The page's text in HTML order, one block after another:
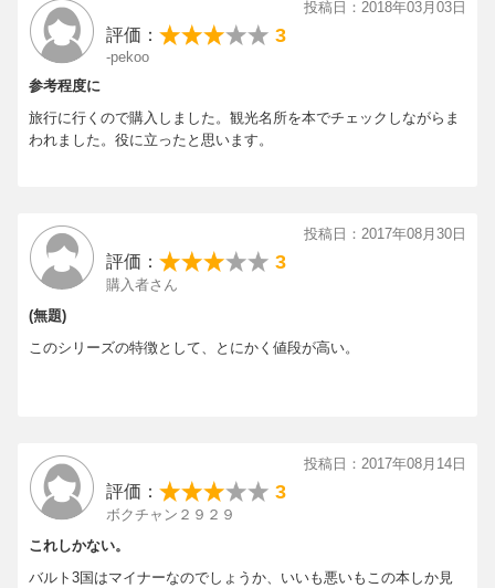
【ラトヴィア】リーガ、スィグルダ、ツェースィス、バウスカ、
ヴェンツピルス、クルディーガ、リエパーヤ
【リトアニア】ヴィリニュス、カウナス、十字架の丘、シャウレ
イ、クライペダ、ニダ
国、国内の移動、宿泊事情、通貨と両替、旅の予算、食事につい
て、治安と健康、旅の言葉
●コラム
国?!、ヨーロッパの中心、ヨーロッパ・パーク、"日本のシンドラ
投稿日：2018年03月03日
評価： 3
-pekoo
参考程度に
旅行に行くので購入しました。観光名所を本でチェックしながらま
われました。役に立ったと思います。
投稿日：2017年08月30日
評価： 3
購入者さん
(無題)
このシリーズの特徴として、とにかく値段が高い。
投稿日：2017年08月14日
評価： 3
ボクチャン２９２９
これしかない。
バルト3国はマイナーなのでしょうか、いいも悪いもこの本しか見